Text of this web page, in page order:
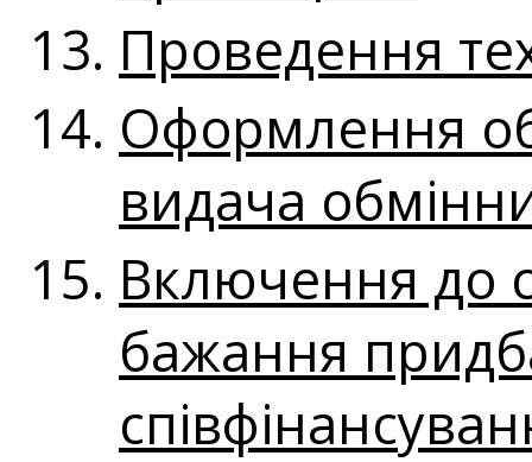
Проведення
Оформлення
видача
Включення до
бажання